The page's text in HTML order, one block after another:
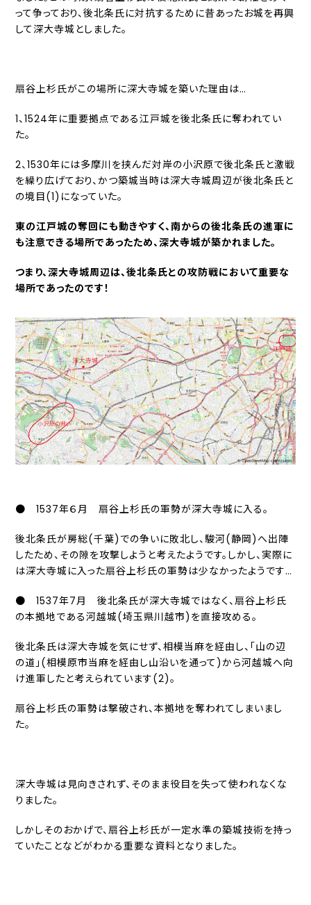
って争っており、後北条氏に対抗するために昔あったお城を再興
して深大寺城としました。
扇谷上杉氏がこの場所に深大寺城を築いた理由は…
1、1524年に重要拠点である江戸城を後北条氏に奪われてい
た。
2、1530年には多摩川を挟んだ対岸の小沢原で後北条氏と激戦
を繰り広げており、かつ築城当時は深大寺城周辺が後北条氏と
の境目(1)になっていた。
東の江戸城の奪回にも動きやすく、南からの後北条氏の進軍に
も注意できる場所であったため、深大寺城が築かれました。
つまり、深大寺城周辺は、後北条氏との攻防戦において重要な
場所であったのです！
● 1537年６月 扇谷上杉氏の軍勢が深大寺城に入る。
後北条氏が房総(千葉)での争いに敗北し、駿河(静岡)へ出陣
したため、その隙を攻撃しようと考えたようです。しかし、実際に
は深大寺城に入った扇谷上杉氏の軍勢は少なかったようです…
● 1537年7月 後北条氏が深大寺城ではなく、扇谷上杉氏
の本拠地である河越城(埼玉県川越市)を直接攻める。
後北条氏は深大寺城を気にせず、相模当麻を経由し、「山の辺
の道」(相模原市当麻を経由し山沿いを通って)から河越城へ向
け進軍したと考えられています(2)。
扇谷上杉氏の軍勢は撃破され、本拠地を奪われてしまいまし
た。
深大寺城は見向きされず、そのまま役目を失って使われなくな
りました。
しかしそのおかげで、扇谷上杉氏が一定水準の築城技術を持っ
ていたことなどがわかる重要な資料となりました。